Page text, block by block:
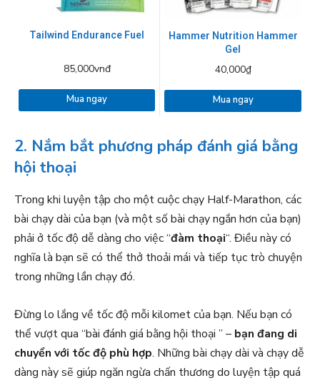
Tailwind Endurance Fuel
85,000vnđ
Mua ngay
Hammer Nutrition Hammer
Gel
40,000₫
Mua ngay
2. Nắm bắt phương pháp đánh giá bằng
hội thoại
Trong khi luyện tập cho một cuộc chạy Half-Marathon, các
bài chạy dài của bạn (và một số bài chạy ngắn hơn của bạn)
phải ở tốc độ dễ dàng cho việc “đàm thoại“. Điều này có
nghĩa là bạn sẽ có thể thở thoải mái và tiếp tục trò chuyện
trong những lần chạy đó.
Đừng lo lắng về tốc độ mỗi kilomet của bạn. Nếu bạn có
thể vượt qua “bài đánh giá bằng hội thoại ” – bạn đang di
chuyển với tốc độ phù hợp. Những bài chạy dài và chạy dễ
dàng này sẽ giúp ngăn ngừa chấn thương do luyện tập quá